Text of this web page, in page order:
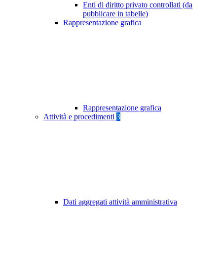
Enti di diritto privato controllati (da
pubblicare in tabelle)
Rappresentazione grafica
Rappresentazione grafica
Attività e procedimenti 3
Dati aggregati attività amministrativa